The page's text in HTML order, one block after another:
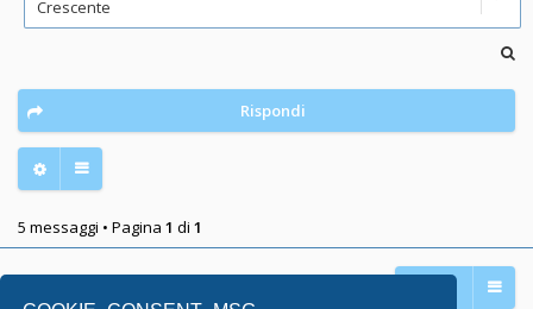
Rispondi
5 messaggi • Pagina 1 di 1